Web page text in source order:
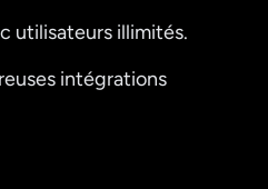
utilisateurs illimités.
intégrations